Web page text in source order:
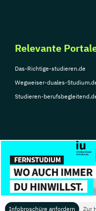
Infobroschüre anfordern Zur
Relevante
Das-Richtige-studieren.de
Wegweiser-duales-
Studieren-
© Copyright 2026, TarGroup
Impressum
Über
uns